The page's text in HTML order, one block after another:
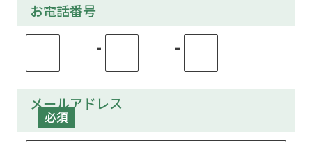
お電話番号
- -
メールアドレス
必須